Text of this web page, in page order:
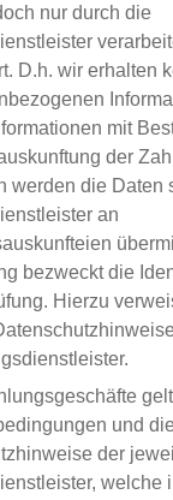
nur durch die
D.h. wir erhalten
mit
der
werden die Daten
an
bezweckt die
Hierzu
und
der
welche